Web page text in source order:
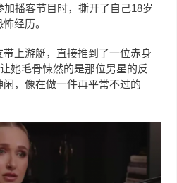
加播客节目时，撕开了自己18岁
经历。
上游艇，直接推到了一位赤身
她毛骨悚然的是那位男星的反
，像在做一件再平常不过的